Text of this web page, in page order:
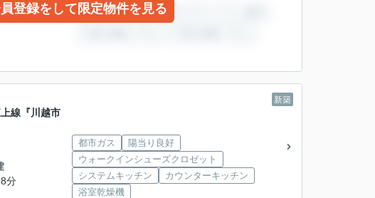
登録をして限定物件を見る
新築
線『川越市
分
都市ガス
陽当り良好
ウォークインシューズクロゼット
システムキッチン
カウンターキッチン
浴室乾燥機